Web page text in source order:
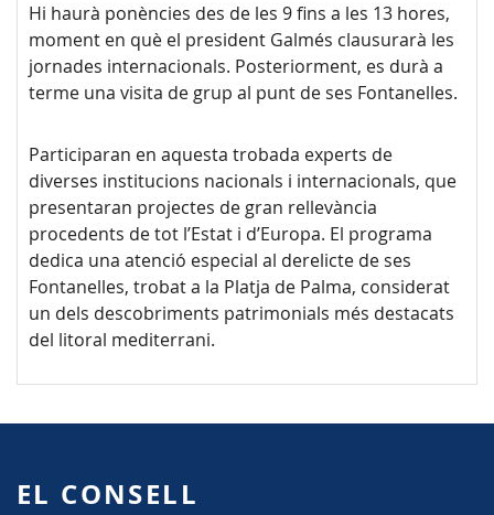
Hi haurà ponències des de les 9 fins a les 13 hores,
moment en què el president Galmés clausurarà les
jornades internacionals. Posteriorment, es durà a
terme una visita de grup al punt de ses Fontanelles.
Participaran en aquesta trobada experts de
diverses institucions nacionals i internacionals, que
presentaran projectes de gran rellevància
procedents de tot l’Estat i d’Europa. El programa
dedica una atenció especial al derelicte de ses
Fontanelles, trobat a la Platja de Palma, considerat
un dels descobriments patrimonials més destacats
del litoral mediterrani.
EL CONSELL